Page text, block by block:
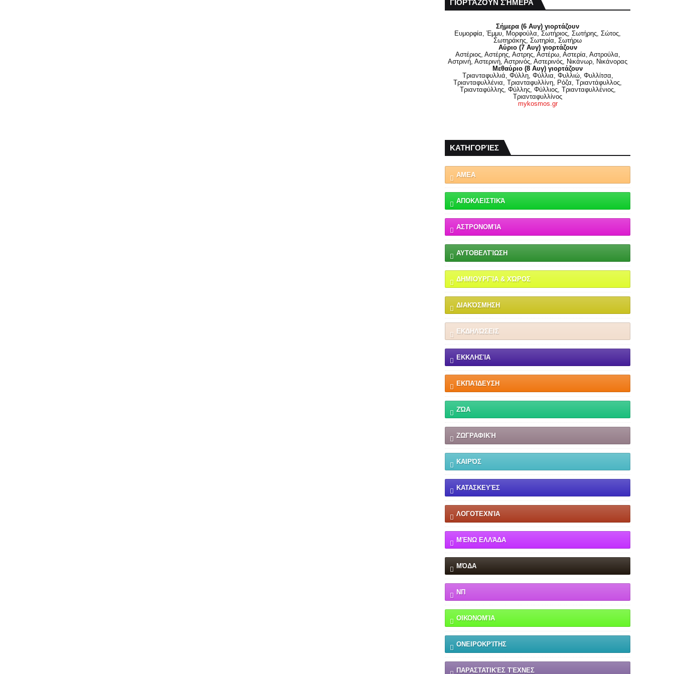
ΓΙΟΡΤΆΖΟΥΝ ΣΉΜΕΡΑ
Σήμερα (6 Αυγ) γιορτάζουν
Ευμορφία, Έμμυ, Μορφούλα, Σωτήριος, Σωτήρης, Σώτος,
Σωτηράκης, Σωτηρία, Σωτήρω
Αύριο (7 Αυγ) γιορτάζουν
Αστέριος, Αστέρης, Αστρης, Αστέρω, Αστερία, Αστρούλα,
Αστρινή, Αστερινή, Αστρινός, Αστερινός, Νικάνωρ, Νικάνορας
Μεθαύριο (8 Αυγ) γιορτάζουν
Τριανταφυλλιά, Φύλλη, Φύλλια, Φυλλιώ, Φυλλίτσα,
Τριανταφυλλένια, Τριανταφυλλίνη, Ρόζα, Τριαντάφυλλος,
Τριανταφύλλης, Φύλλης, Φύλλιος, Τριανταφυλλένιος,
Τριανταφυλλίνος
mykosmos.gr
ΚΑΤΗΓΟΡΊΕΣ
ΑΜΕΑ
ΑΠΟΚΛΕΙΣΤΙΚΆ
ΑΣΤΡΟΝΟΜΊΑ
ΑΥΤΟΒΕΛΤΊΩΣΗ
ΔΗΜΙΟΥΡΓΊΑ & ΧΏΡΟΣ
ΔΙΑΚΌΣΜΗΣΗ
ΕΚΔΗΛΏΣΕΙΣ
ΕΚΚΛΗΣΊΑ
ΕΚΠΑΊΔΕΥΣΗ
ΖΏΑ
ΖΩΓΡΑΦΙΚΉ
ΚΑΙΡΌΣ
ΚΑΤΑΣΚΕΥΈΣ
ΛΟΓΟΤΕΧΝΊΑ
ΜΈΝΩ ΕΛΛΆΔΑ
ΜΌΔΑ
ΝΠ
ΟΙΚΟΝΟΜΊΑ
ΟΝΕΙΡΟΚΡΊΤΗΣ
ΠΑΡΑΣΤΑΤΙΚΈΣ ΤΈΧΝΕΣ